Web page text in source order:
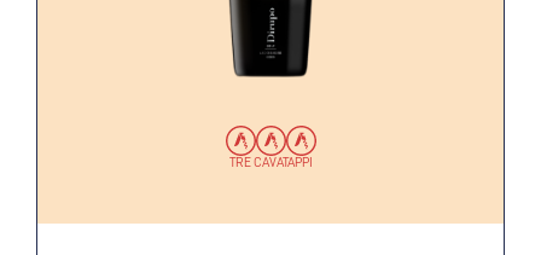
TRE CAVATAPPI